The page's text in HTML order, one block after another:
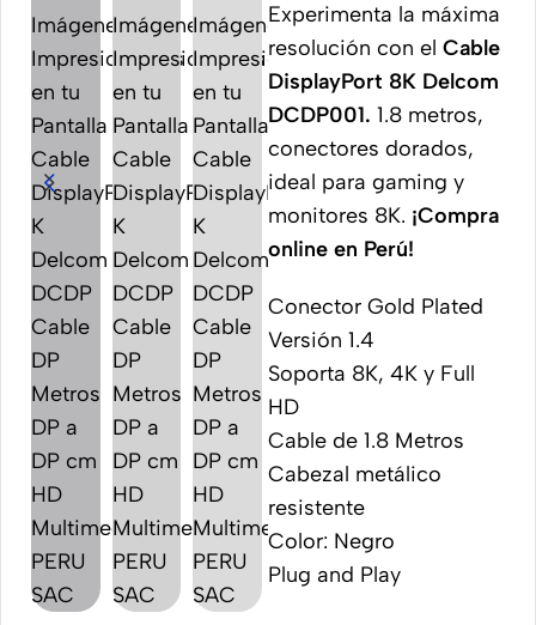
Experimenta la máxima
resolución con el Cable
DisplayPort 8K Delcom
DCDP001. 1.8 metros,
conectores dorados,
ideal para gaming y
monitores 8K. ¡Compra
online en Perú!
Conector Gold Plated
Versión 1.4
Soporta 8K, 4K y Full
HD
Cable de 1.8 Metros
Cabezal metálico
resistente
Color: Negro
Plug and Play